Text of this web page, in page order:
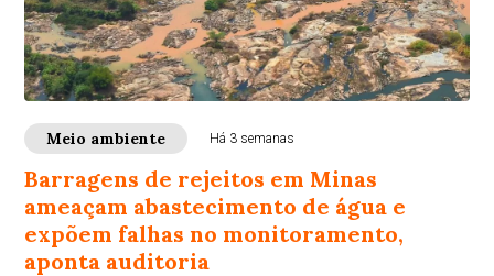
Meio ambiente Há 3 semanas
Barragens de rejeitos em Minas
ameaçam abastecimento de água e
expõem falhas no monitoramento,
aponta auditoria